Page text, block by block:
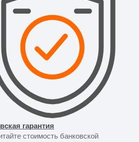
гарантия
стоимость банковской